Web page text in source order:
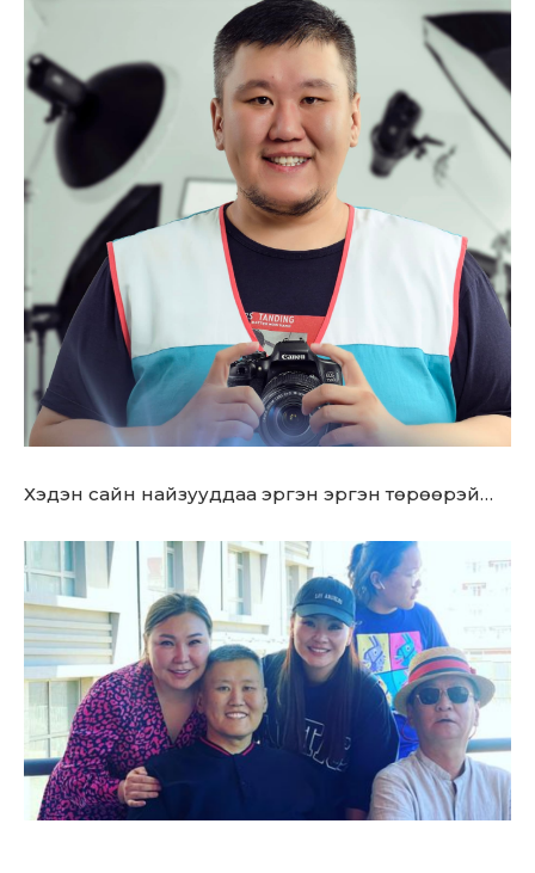
Don't miss
out!
Sing up for our newsletter
to stay in the loop.
SUBSCRIBE
Хэдэн сайн найзууддаа эргэн эргэн төрөөрэй…